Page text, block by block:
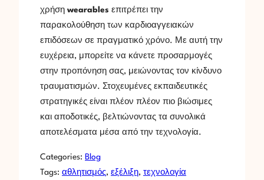
χρήση wearables επιτρέπει την
παρακολούθηση των καρδιοαγγειακών
επιδόσεων σε πραγματικό χρόνο. Με αυτή την
ευχέρεια, μπορείτε να κάνετε προσαρμογές
στην προπόνηση σας, μειώνοντας τον κίνδυνο
τραυματισμών. Στοχευμένες εκπαιδευτικές
στρατηγικές είναι πλέον πλέον πιο βιώσιμες
και αποδοτικές, βελτιώνοντας τα συνολικά
αποτελέσματα μέσα από την τεχνολογία.
Categories: Blog
Tags: αθλητισμός, εξέλιξη, τεχνολογία